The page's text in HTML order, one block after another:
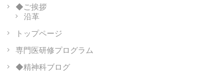
ー
シ
ョ
ン
◆ご挨拶
沿革
トップページ
専門医研修プログラム
◆精神科ブログ